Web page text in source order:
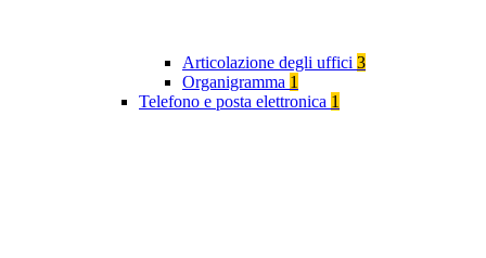
Articolazione degli uffici 3
Organigramma 1
Telefono e posta elettronica 1